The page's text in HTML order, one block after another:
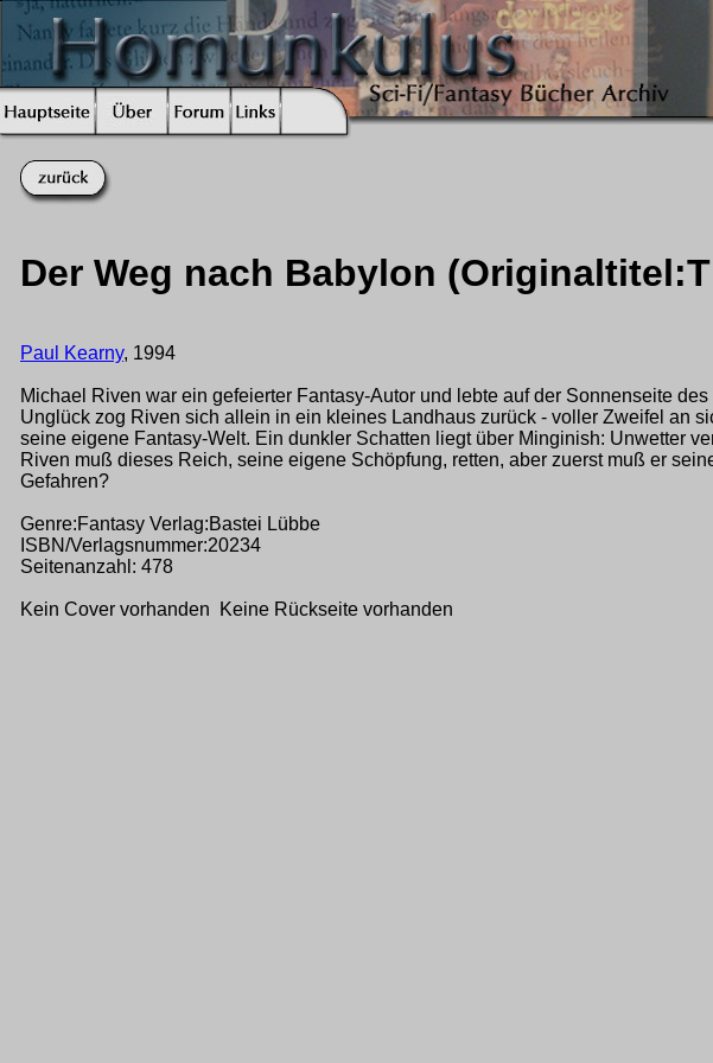
Der Weg nach Babylon
Paul Kearny, 1994
Michael Riven war ein gefeierter Fantasy-Autor und lebte auf der Sonnenseite
Unglück zog Riven sich allein in ein kleines Landhaus zurück - voller Zweifel an
seine eigene Fantasy-Welt. Ein dunkler Schatten liegt über Minginish: Unwetter
Riven muß dieses Reich, seine eigene Schöpfung, retten, aber zuerst muß er
Gefahren?
Genre:Fantasy Verlag:Bastei Lübbe
ISBN/Verlagsnummer:20234
Seitenanzahl: 478
Kein Cover vorhanden Keine Rückseite vorhanden